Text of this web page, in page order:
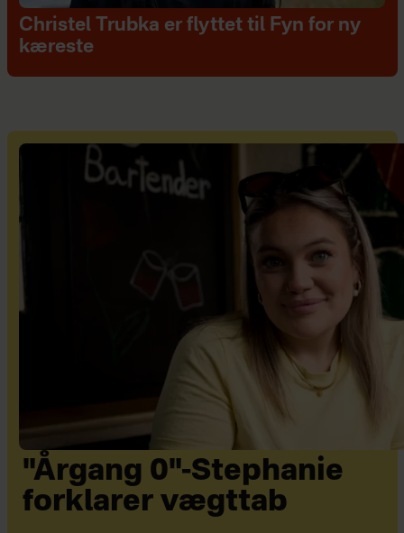
Christel Trubka er flyttet til Fyn for ny
kæreste
"Årgang 0"-Stephanie
forklarer vægttab